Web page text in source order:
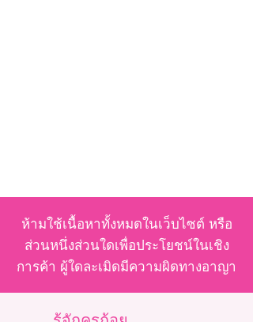
ห้ามใช้เนื้อหาทั้งหมดในเว็บไซต์ หรือ
ส่วนหนึ่งส่วนใดเพื่อประโยชน์ในเชิง
การค้า ผู้ใดละเมิดมีความผิดทางอาญา